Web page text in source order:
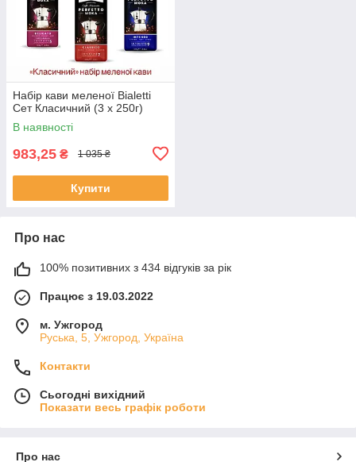
Набір кави меленої Bialetti
Сет Класичний (3 х 250г)
В наявності
983,25 ₴ 1 035 ₴
Купити
Про нас
100% позитивних з 434 відгуків за рік
Працює з 19.03.2022
м. Ужгород
Руська, 5, Ужгород, Україна
Контакти
Сьогодні вихідний
Показати весь графік роботи
Про нас